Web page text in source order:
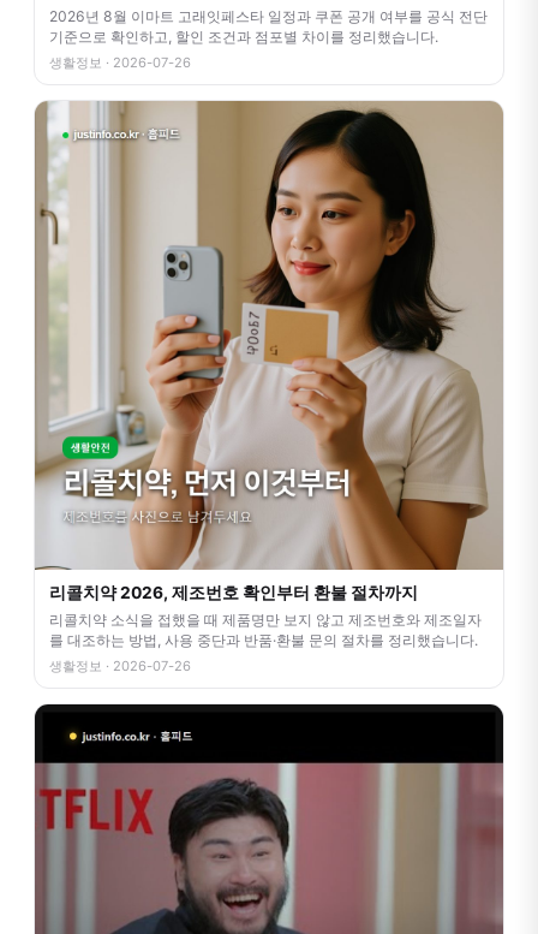
2026년 8월 이마트 고래잇페스타 일정과 쿠폰 공개 여부를 공식 전단
기준으로 확인하고, 할인 조건과 점포별 차이를 정리했습니다.
생활정보 · 2026-07-26
리콜치약 2026, 제조번호 확인부터 환불 절차까지
리콜치약 소식을 접했을 때 제품명만 보지 않고 제조번호와 제조일자
를 대조하는 방법, 사용 중단과 반품·환불 문의 절차를 정리했습니다.
생활정보 · 2026-07-26